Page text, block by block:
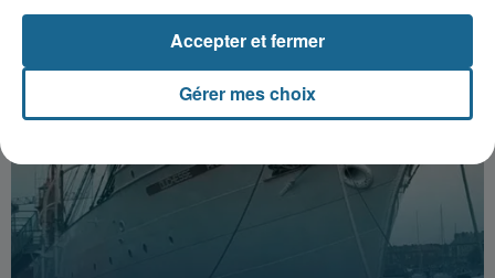
Gérer mes choix
Accepter et fermer